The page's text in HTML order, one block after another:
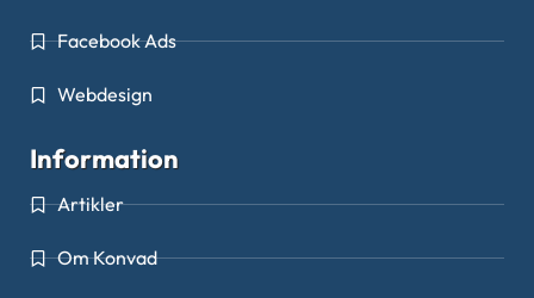
Facebook Ads
Webdesign
Information
Artikler
Om Konvad